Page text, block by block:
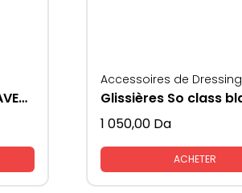
SMART SLIDE GLISSIERE AVEC FREIN
Accessoires de Dressing
1 050,00 Da
ACHETER